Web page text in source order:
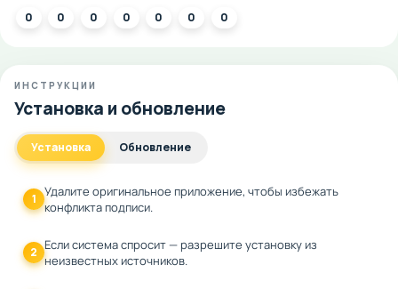
0 0 0 0 0 0 0
ИНСТРУКЦИИ
Установка и обновление
Установка Обновление
1 Удалите оригинальное приложение, чтобы избежать
конфликта подписи.
2 Если система спросит — разрешите установку из
неизвестных источников.